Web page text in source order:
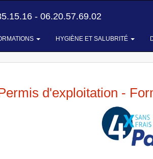
- 06.20.57.69.02
HYGIÈNE ET SALUBRITÉ
d'exploitation -